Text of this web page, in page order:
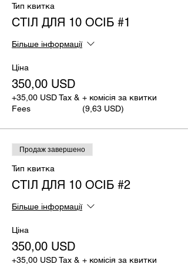
Тип квитка
СТІЛ ДЛЯ 10 ОСІБ #1
Більше інформації
Ціна
350,00 USD
+35,00 USD Tax &
Fees
+ комісія за квитки
(9,63 USD)
Продаж завершено
Тип квитка
СТІЛ ДЛЯ 10 ОСІБ #2
Більше інформації
Ціна
350,00 USD
+35,00 USD Tax & + комісія за квитки